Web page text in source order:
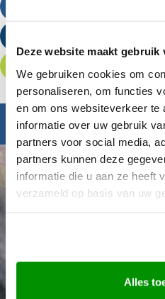
Deze website maakt gebruik
We gebruiken cookies om
personaliseren, om functies
en om ons websiteverkeer te
informatie over uw gebruik
partners voor social media,
partners kunnen deze
informatie die u aan ze heeft
verzameld op basis van uw
Alles
Inspiratie nodig?